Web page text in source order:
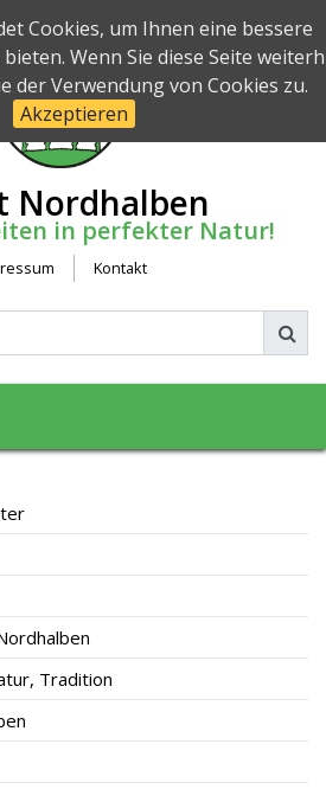
Cookies, um Ihnen eine bessere
Wenn Sie diese Seite
der Verwendung von Cookies zu.
Akzeptieren
Nordhalben
in perfekter Natur!
Kontakt
Tradition